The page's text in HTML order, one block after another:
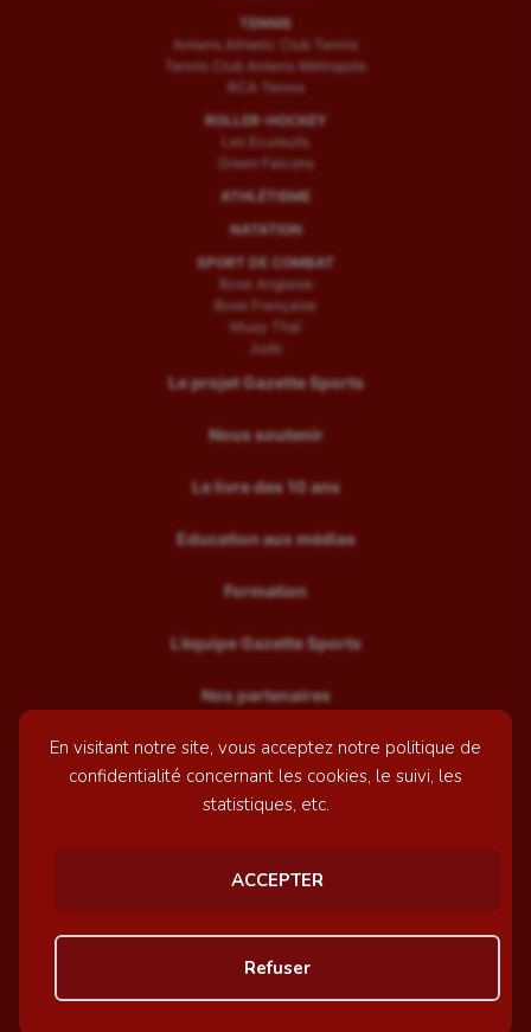
En visitant notre site, vous acceptez notre politique de
confidentialité concernant les cookies, le suivi, les
statistiques, etc.
ACCEPTER
Refuser
TENNIS
Amiens Athletic Club Tennis
Tennis Club Amiens Métropole
RCA Tennis
ROLLER-HOCKEY
Les Ecureuils
Green Falcons
ATHLÉTISME
NATATION
SPORT DE COMBAT
Boxe Anglaise
Boxe Française
Muay Thaï
Judo
Le projet Gazette Sports
Nous soutenir
Le livre des 10 ans
Education aux médias
Formation
L’équipe Gazette Sports
Nos partenaires
Recrutement
Mentions légales
© GazetteSports - 2026 | Site internet réalisé par
Awelty